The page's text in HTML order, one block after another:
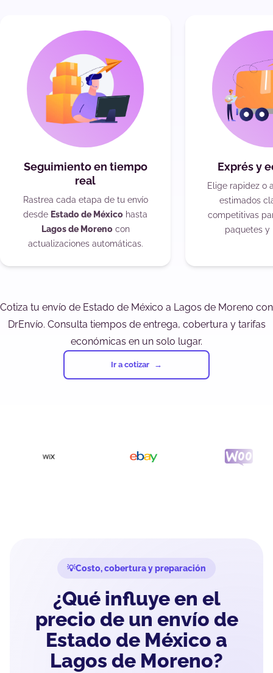
Seguimiento en tiempo
real
Rastrea cada etapa de tu envío
desde Estado de México hasta
Lagos de Morenocon
actualizaciones automáticas.
Exprés y
Elige rapidez o
estimados
competitivas
paquetes y
Cotiza tu envío de Estado de México a Lagos de Moreno con
DrEnvío. Consulta tiempos de entrega, cobertura y tarifas
económicas en un solo lugar.
Ir a cotizar
Costo, cobertura y preparación
¿Qué influye en el
precio de un envío de
Estado de México a
Lagos de Moreno?